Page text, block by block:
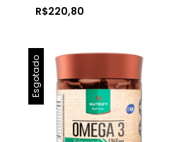
R$220,80
Esgotado